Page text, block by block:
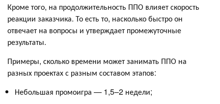
Кроме того, на продолжительность ППО влияет скорость
реакции заказчика. То есть то, насколько быстро он
отвечает на вопросы и утверждает промежуточные
результаты.
Примеры, сколько времени может занимать ППО на
разных проектах с разным составом этапов:
Небольшая промоигра — 1,5–2 недели;